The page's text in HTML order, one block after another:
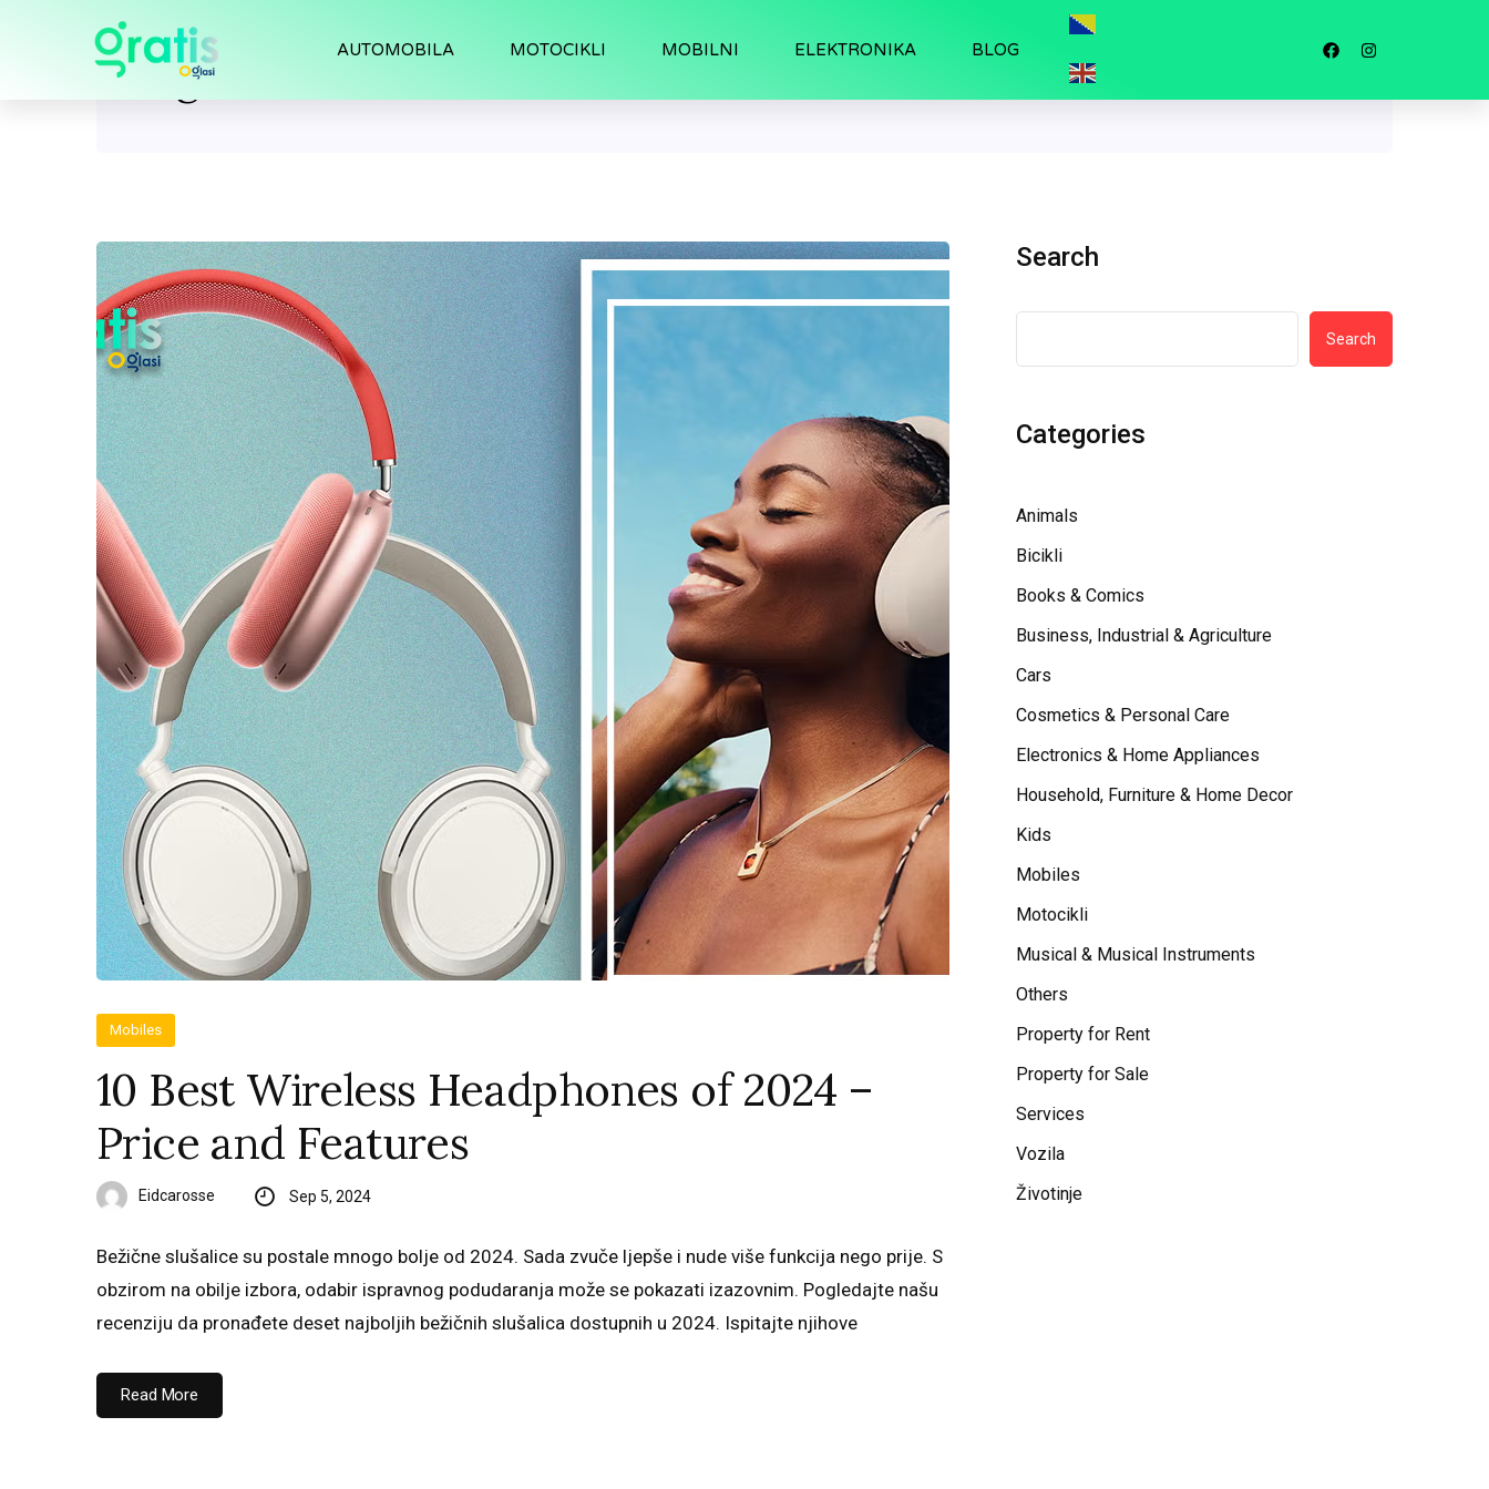
AUTOMOBILA MOTOCIKLI MOBILNI ELEKTRONIKA BLOG
Tag:
Mobiles
10 Best Wireless Headphones of 2024 –
Price and Features
Eidcarosse Sep 5, 2024
Bežične slušalice su postale mnogo bolje od 2024. Sada zvuče ljepše i nude više funkcija nego prije. S
obzirom na obilje izbora, odabir ispravnog podudaranja može se pokazati izazovnim. Pogledajte našu
recenziju da pronađete deset najboljih bežičnih slušalica dostupnih u 2024. Ispitajte njihove
Read More
Search
Search
Categories
Animals
Bicikli
Books & Comics
Business, Industrial & Agriculture
Cars
Cosmetics & Personal Care
Electronics & Home Appliances
Household, Furniture & Home Decor
Kids
Mobiles
Motocikli
Musical & Musical Instruments
Others
Property for Rent
Property for Sale
Services
Vozila
Životinje